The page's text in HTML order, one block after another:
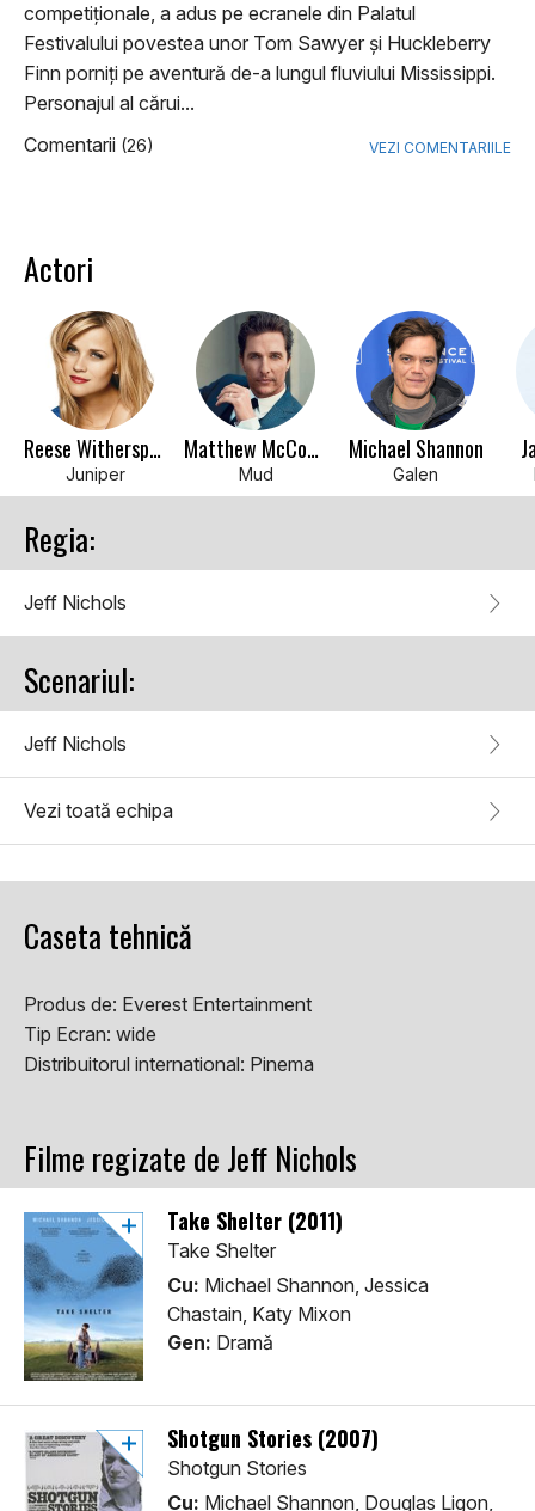
competiţionale, a adus pe ecranele din Palatul
Festivalului povestea unor Tom Sawyer şi Huckleberry
Finn porniţi pe aventură de-a lungul fluviului Mississippi.
Personajul al cărui...
Comentarii (26) VEZI COMENTARIILE
Actori
Reese Witherspoon
Juniper
Matthew McConaughey
Mud
Michael Shannon
Galen
Regia:
Jeff Nichols
Scenariul:
Jeff Nichols
Vezi toată echipa
Caseta tehnică
Produs de: Everest Entertainment
Tip Ecran: wide
Distribuitorul international: Pinema
Filme regizate de Jeff Nichols
Take Shelter (2011)
Take Shelter
Cu: Michael Shannon, Jessica
Chastain, Katy Mixon
Gen: Dramă
Shotgun Stories (2007)
Shotgun Stories
Cu: Michael Shannon, Douglas Ligon,